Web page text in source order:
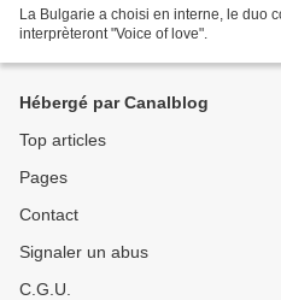
La Bulgarie a choisi en interne, le duo
interprèteront "Voice of love".
Hébergé par Canalblog
Top articles
Pages
Contact
Signaler un abus
C.G.U.